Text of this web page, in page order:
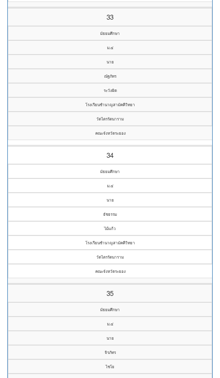
33
มัธยมศึกษา
ม.๔
นาย
ณัฐภัทร
ระวังผิด
โรงเรียนชำนาญสามัคคีวิทยา
วัดไตรรัตนาราม
คณะจังหวัดระยอง
34
มัธยมศึกษา
ม.๔
นาย
ธัชธรรม
ไม้แก้ว
โรงเรียนชำนาญสามัคคีวิทยา
วัดไตรรัตนาราม
คณะจังหวัดระยอง
35
มัธยมศึกษา
ม.๔
นาย
จิรภัทร
ไชโย